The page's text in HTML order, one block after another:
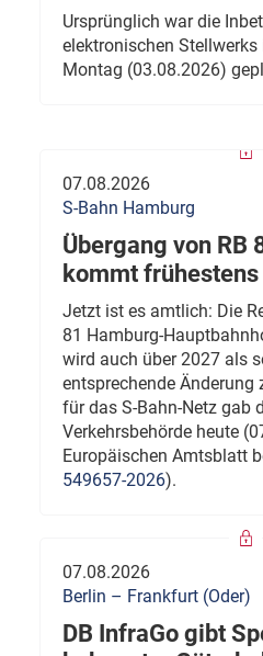
Ursprünglich war die
elektronischen
Montag (03.08.2026)
07.08.2026
S-Bahn Hamburg
Übergang von RB
kommt
Jetzt ist es amtlich: Die
81 Hamburg-
wird auch über 2027 als
entsprechende Änderung
für das S-Bahn-Netz gab
Verkehrsbehörde heute
Europäischen Amtsblatt
549657-2026).
07.08.2026
Berlin – Frankfurt (Oder)
DB InfraGo gibt